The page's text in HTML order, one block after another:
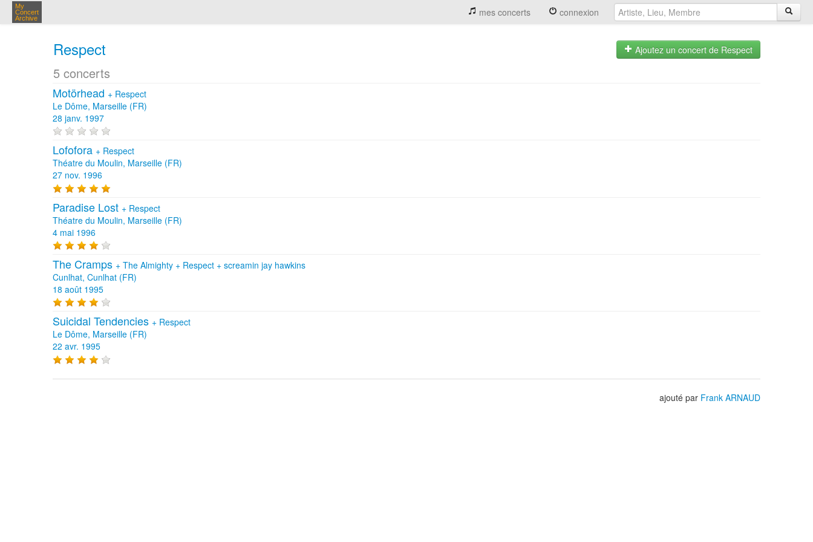
My
Concert
Archive
mes concerts connexion
Respect
5 concerts
Ajoutez un concert de Respect
Motörhead + Respect
Le Dôme, Marseille (FR)
28 janv. 1997
Lofofora + Respect
Théatre du Moulin, Marseille (FR)
27 nov. 1996
Paradise Lost + Respect
Théatre du Moulin, Marseille (FR)
4 mai 1996
The Cramps + The Almighty + Respect + screamin jay hawkins
Cunlhat, Cunlhat (FR)
18 août 1995
Suicidal Tendencies + Respect
Le Dôme, Marseille (FR)
22 avr. 1995
ajouté par Frank ARNAUD